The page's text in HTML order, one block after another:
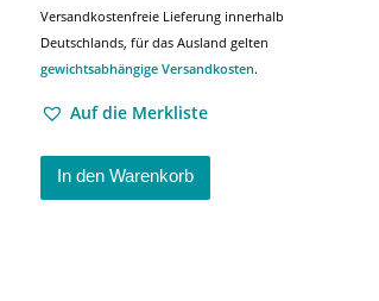
Versandkostenfreie Lieferung innerhalb
Deutschlands, für das Ausland gelten
gewichtsabhängige Versandkosten.
Auf die Merkliste
In den Warenkorb